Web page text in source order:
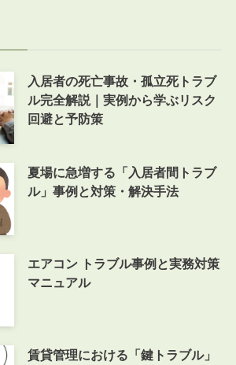
入居者の死亡事故・孤立死トラブ
ル完全解説｜実例から学ぶリスク
回避と予防策
夏場に急増する「入居者間トラブ
ル」事例と対策・解決手法
エアコン トラブル事例と実務対策
マニュアル
賃貸管理における「鍵トラブル」